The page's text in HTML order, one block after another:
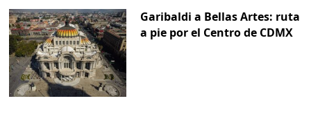
Garibaldi a Bellas Artes: ruta
a pie por el Centro de CDMX